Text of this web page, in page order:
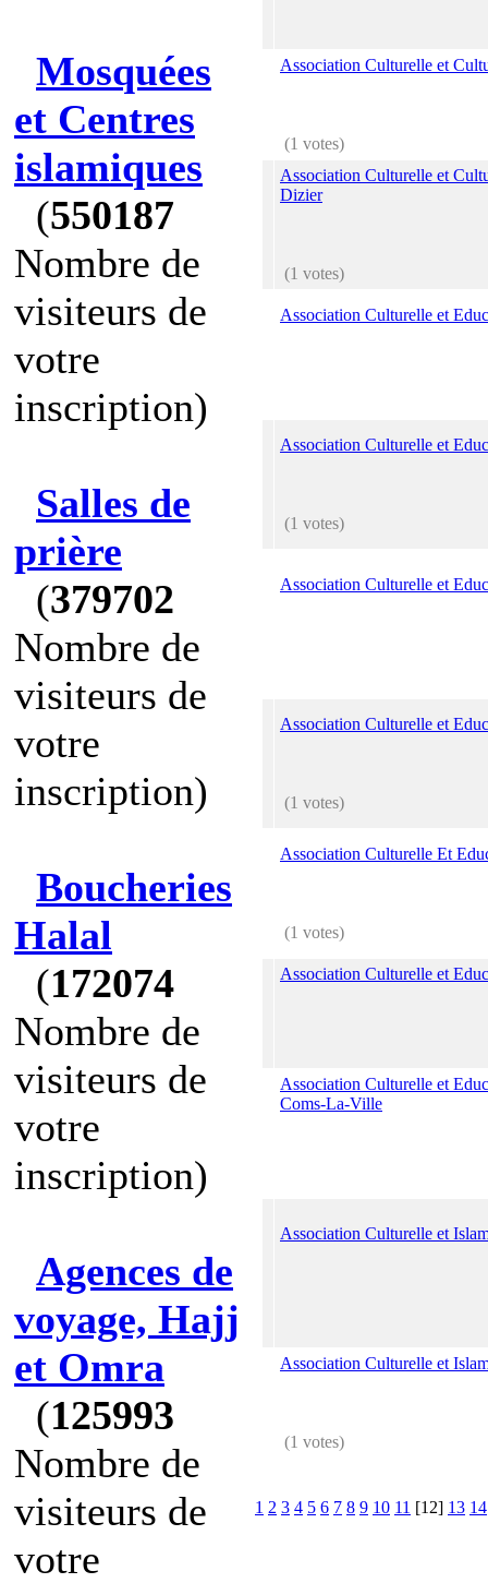
Mosquées
et Centres
islamiques
(550187
Nombre de
visiteurs de
votre
inscription)
Salles de
prière
(379702
Nombre de
visiteurs de
votre
inscription)
Boucheries
Halal
(172074
Nombre de
visiteurs de
votre
inscription)
Agences de
voyage, Hajj
et Omra
(125993
Nombre de
visiteurs de
votre
Association Culturelle et
(1 votes)
Association Culturelle et
Dizier
(1 votes)
Association Culturelle et
Association Culturelle et
(1 votes)
Association Culturelle et
Association Culturelle et
(1 votes)
Association Culturelle Et
(1 votes)
Association Culturelle et
Association Culturelle et
Coms-La-Ville
Association Culturelle et
Association Culturelle et
(1 votes)
1 2 3 4 5 6 7 8 9 10 11 [12] 13 14